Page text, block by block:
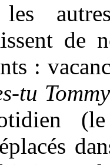
les
de
:
tu
(le